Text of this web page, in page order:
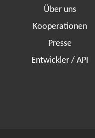
Über uns
Kooperationen
Presse
Entwickler / API